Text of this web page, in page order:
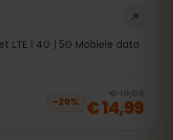
LTE | 4G | 5G Mobiele data
−20%
€ 18,99
€ 14,99